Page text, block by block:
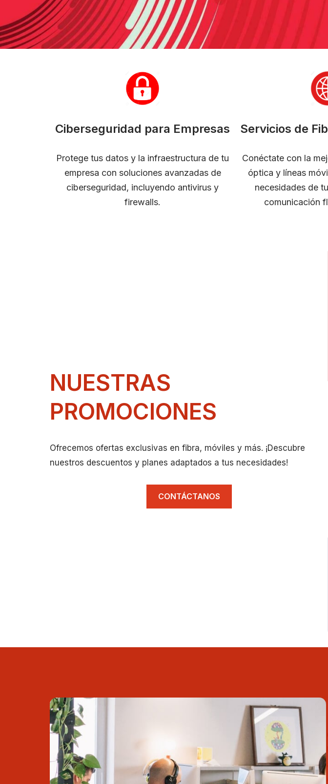
Ciberseguridad para Empresas
Protege tus datos y la infraestructura de tu
empresa con soluciones avanzadas de
ciberseguridad, incluyendo antivirus y
firewalls.
Servicios de
Conéctate con la
óptica y líneas
necesidades de
comunicación
NUESTRAS
PROMOCIONES
Ofrecemos ofertas exclusivas en fibra, móviles y más. ¡Descubre
nuestros descuentos y planes adaptados a tus necesidades!
CONTÁCTANOS